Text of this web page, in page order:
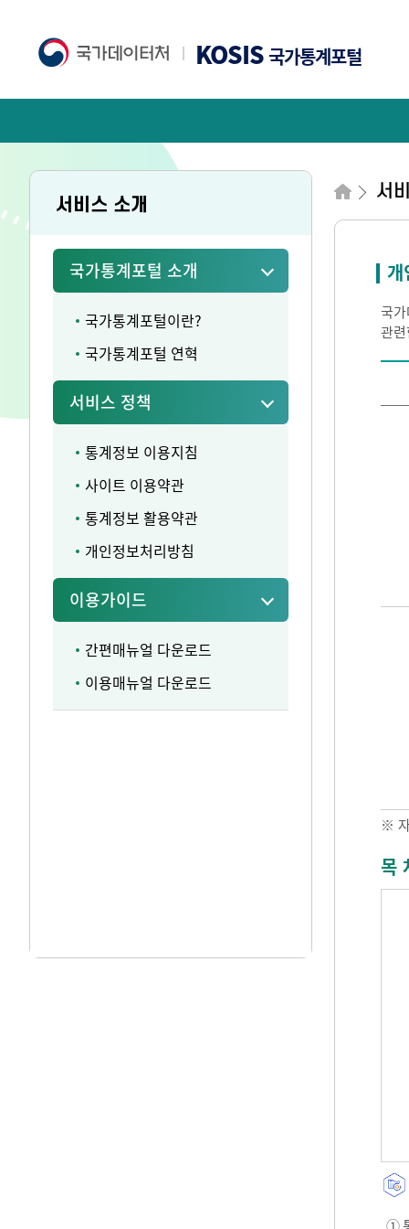
KOSIS국가통계포털
서비스 소개
국가통계포털 소개
국가통계포털이란?
국가통계포털 연혁
서비스 정책
통계정보 이용지침
사이트 이용약관
통계정보 활용약관
개인정보처리방침
이용가이드
간편매뉴얼 다운로드
이용매뉴얼 다운로드
서
국
관
※
목